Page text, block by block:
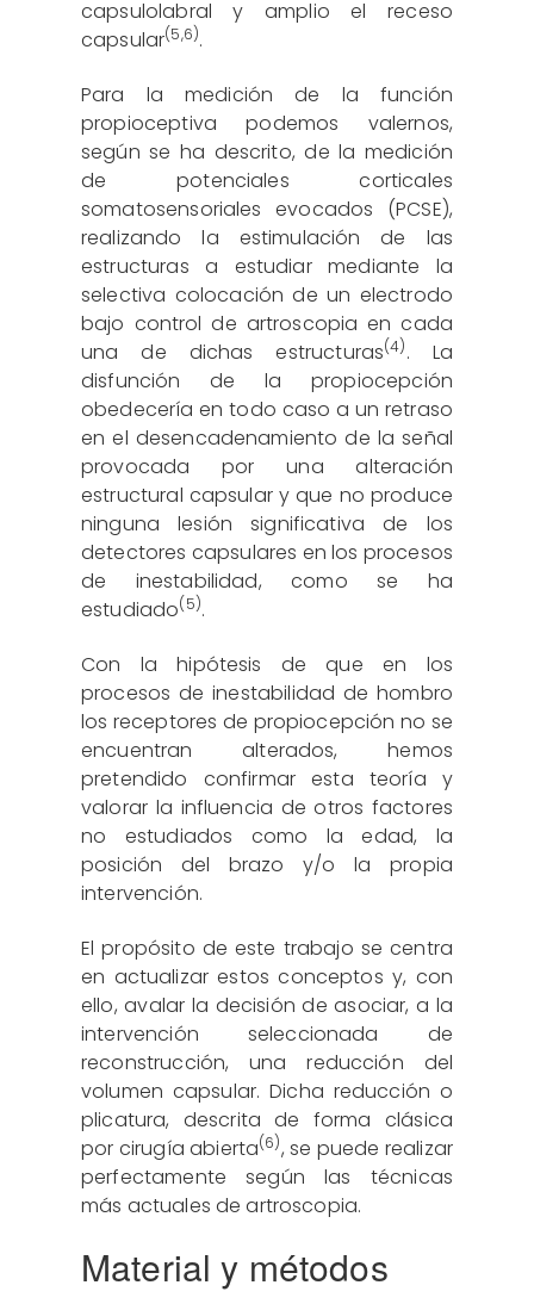
capsulolabral y amplio el receso
capsular(5,6).
Para la medición de la función
propioceptiva podemos valernos,
según se ha descrito, de la medición
de potenciales corticales
somatosensoriales evocados (PCSE),
realizando la estimulación de las
estructuras a estudiar mediante la
selectiva colocación de un electrodo
bajo control de artroscopia en cada
una de dichas estructuras(4). La
disfunción de la propiocepción
obedecería en todo caso a un retraso
en el desencadenamiento de la señal
provocada por una alteración
estructural capsular y que no produce
ninguna lesión significativa de los
detectores capsulares en los procesos
de inestabilidad, como se ha
estudiado(5).
Con la hipótesis de que en los
procesos de inestabilidad de hombro
los receptores de propiocepción no se
encuentran alterados, hemos
pretendido confirmar esta teoría y
valorar la influencia de otros factores
no estudiados como la edad, la
posición del brazo y/o la propia
intervención.
El propósito de este trabajo se centra
en actualizar estos conceptos y, con
ello, avalar la decisión de asociar, a la
intervención seleccionada de
reconstrucción, una reducción del
volumen capsular. Dicha reducción o
plicatura, descrita de forma clásica
por cirugía abierta(6), se puede realizar
perfectamente según las técnicas
más actuales de artroscopia.
Material y métodos